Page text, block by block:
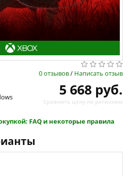
0 отзывов/ Написать отзыв
5 668 руб.
FAQ и некоторые правила